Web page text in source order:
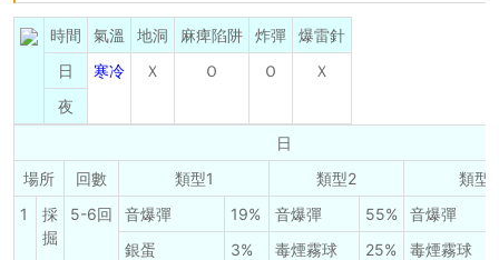
時間 氣溫 地洞 麻痺陷阱 炸彈
爆雷針
日
寒冷 Ｘ Ｏ Ｏ
Ｘ
夜
日
場所
回數 類型1 類型2
類型3
1
採
掘
5-6回 音爆彈 19% 音爆彈 55%
音爆彈
銀蛋
3% 毒煙霧球 25%
毒煙霧球